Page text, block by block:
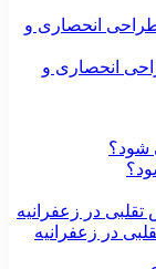
کیف زنانه 1405 با طراحی انحصاری و
در زعفرانیه